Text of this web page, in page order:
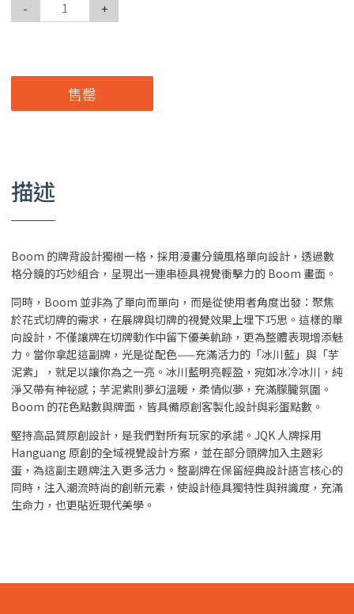
- +
售罄
描述
Boom 的牌背設計獨樹一格，採用漫畫分鏡風格單向設計，透過數
格分鏡的巧妙組合，呈現出一連串極具視覺衝擊力的 Boom 畫面。
同時，Boom 並非為了單向而單向，而是從使用者角度出發：聚焦
於花式切牌的需求，在展牌與切牌的視覺效果上埋下巧思。這樣的單
向設計，不僅讓牌在切牌動作中留下優美軌跡，更為整體表現增添魅
力。當你拿起這副牌，光是從配色——充滿活力的「冰川藍」與「芋
泥紫」，就足以讓你為之一亮。冰川藍明亮輕盈，宛如冰冷冰川，純
淨又帶有神祕感；芋泥紫則夢幻溫暖，柔情似夢，充滿朦朧氛圍。
Boom 的花色點數與牌面，皆具備原創客製化設計與彩蛋點數。
堅持高品質原創設計，是我們對所有玩家的承諾。JQK 人牌採用
Hanguang 原創的全域視覺設計方案，並在部分頭牌加入主題彩
蛋，為這副主題牌注入更多活力。整副牌在保留經典設計語言核心的
同時，注入潮流時尚的創新元素，使設計極具獨特性與辨識度，充滿
生命力，也更貼近現代美學。